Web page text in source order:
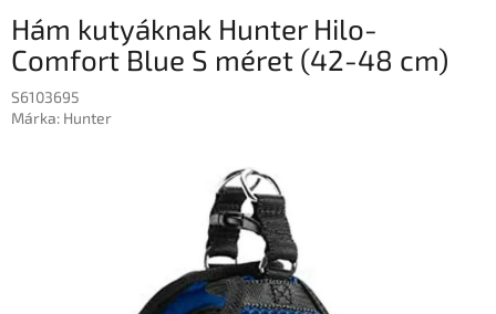
Hám kutyáknak Hunter Hilo-
Comfort Blue S méret (42-48 cm)
S6103695
Márka: Hunter